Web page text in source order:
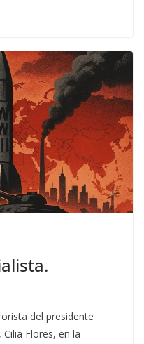
del presidente
Flores, en la